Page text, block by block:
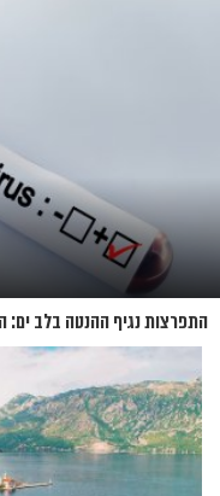
התפרצות נגיף ההנטה בלב